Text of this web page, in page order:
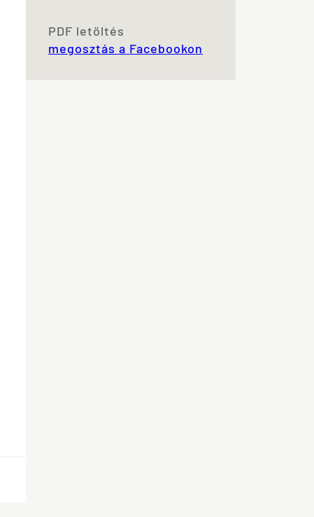
PDF letöltés
megosztás a Facebookon